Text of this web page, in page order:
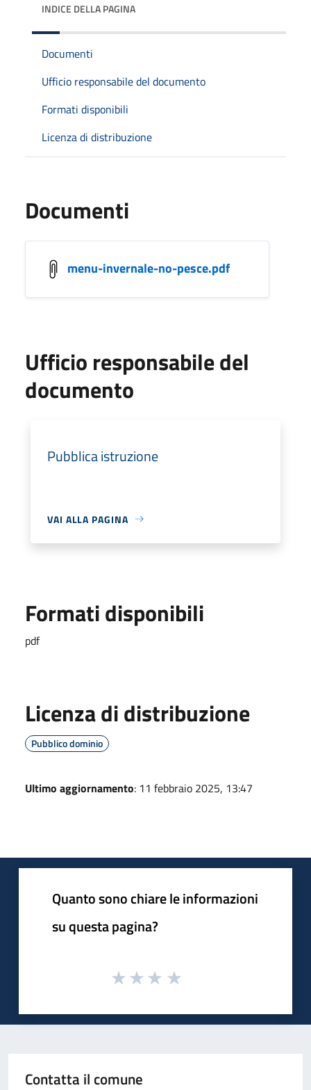
INDICE DELLA PAGINA
Documenti
Ufficio responsabile del documento
Formati disponibili
Licenza di distribuzione
Documenti
menu-invernale-no-pesce.pdf
Ufficio responsabile del
documento
Pubblica istruzione
VAI ALLA PAGINA
Formati disponibili
pdf
Licenza di distribuzione
Pubblico dominio
Ultimo aggiornamento: 11 febbraio 2025, 13:47
Quanto sono chiare le informazioni
su questa pagina?
Contatta il comune